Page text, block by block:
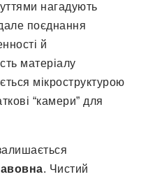
нагадують
поєднання
й
матеріалу
мікроструктурою
“камери” для
. Чистий